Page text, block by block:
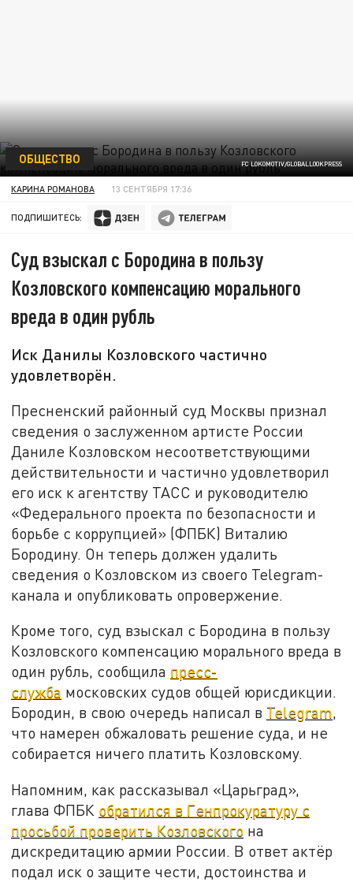
FC LOKOMOTIV/GLOBALLOOKPRESS
ОБЩЕСТВО
КАРИНА РОМАНОВА 13 СЕНТЯБРЯ 17:36
ПОДПИШИТЕСЬ:
Суд взыскал с Бородина в пользу
Козловского компенсацию морального
вреда в один рубль
Иск Данилы Козловского частично
удовлетворён.
Пресненский районный суд Москвы признал
сведения о заслуженном артисте России
Даниле Козловском несоответствующими
действительности и частично удовлетворил
его иск к агентству ТАСС и руководителю
«Федерального проекта по безопасности и
борьбе с коррупцией» (ФПБК) Виталию
Бородину. Он теперь должен удалить
сведения о Козловском из своего Telegram-
канала и опубликовать опровержение.
Кроме того, суд взыскал с Бородина в пользу
Козловского компенсацию морального вреда в
один рубль, сообщила пресс-
служба московских судов общей юрисдикции.
Бородин, в свою очередь написал в Telegram,
что намерен обжаловать решение суда, и не
собирается ничего платить Козловскому.
Напомним, как рассказывал «Царьград»,
глава ФПБК обратился в Генпрокуратуру с
просьбой проверить Козловского на
дискредитацию армии России. В ответ актёр
подал иск о защите чести, достоинства и